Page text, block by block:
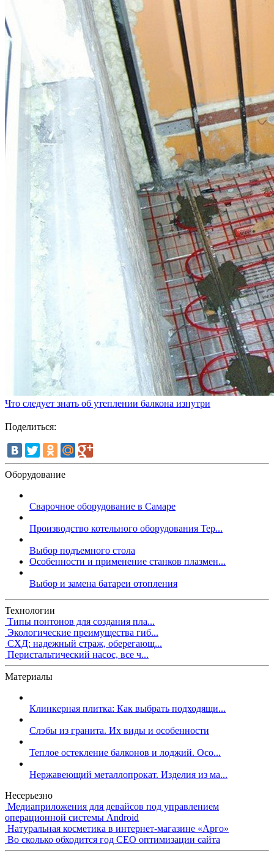
Что следует знать об утеплении балкона изнутри
Поделиться:
Оборудование
Сварочное оборудование в Самаре
Производство котельного оборудования Тер...
Выбор подъемного стола
Особенности и применение станков плазмен...
Выбор и замена батареи отопления
Технологии
Типы понтонов для создания пла...
Экологические преимущества гиб...
СХД: надежный страж, оберегающ...
Перистальтический насос, все ч...
Материалы
Клинкерная плитка: Как выбрать подходящи...
Слэбы из гранита. Их виды и особенности
Теплое остекление балконов и лоджий. Осо...
Нержавеющий металлопрокат. Изделия из ма...
Несерьезно
Медиаприложения для девайсов под управлением
операционной системы Android
Натуральная косметика в интернет-магазине «Арго»
Во сколько обходится год СЕО оптимизации сайта